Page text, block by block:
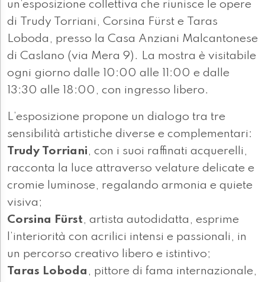
un’esposizione collettiva che riunisce le opere
di Trudy Torriani, Corsina Fürst e Taras
Loboda, presso la Casa Anziani Malcantonese
di Caslano (via Mera 9). La mostra è visitabile
ogni giorno dalle 10:00 alle 11:00 e dalle
13:30 alle 18:00, con ingresso libero.
L’esposizione propone un dialogo tra tre
sensibilità artistiche diverse e complementari:
Trudy Torriani , con i suoi raffinati acquerelli,
racconta la luce attraverso velature delicate e
cromie luminose, regalando armonia e quiete
visiva;
Corsina Fürst , artista autodidatta, esprime
l’interiorità con acrilici intensi e passionali, in
un percorso creativo libero e istintivo;
Taras Loboda , pittore di fama internazionale,